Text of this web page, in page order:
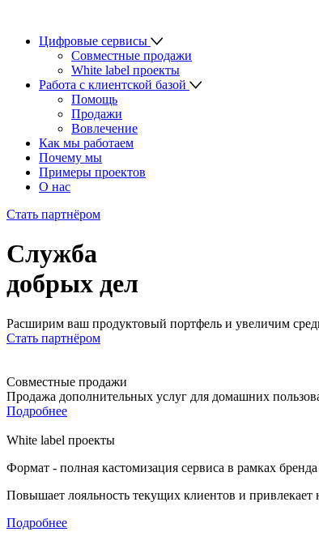
Цифровые сервисы
Совместные продажи
White label проекты
Работа с клиентской базой
Помощь
Продажи
Вовлечение
Как мы работаем
Почему мы
Примеры проектов
О нас
Стать партнёром
Служба
добрых дел
Расширим ваш продуктовый портфель и увеличим
Стать партнёром
Совместные продажи
Продажа дополнительных услуг для домашних
Подробнее
White label проекты
Формат - полная кастомизация сервиса в рамках
Повышает лояльность текущих клиентов и привлекает
Подробнее